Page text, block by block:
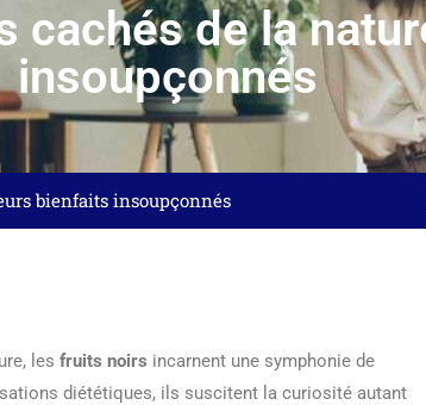
cachés de la
insoupçonnés
bienfaits insoupçonnés
les fruits noirs incarnent une symphonie de
diététiques, ils suscitent la curiosité autant